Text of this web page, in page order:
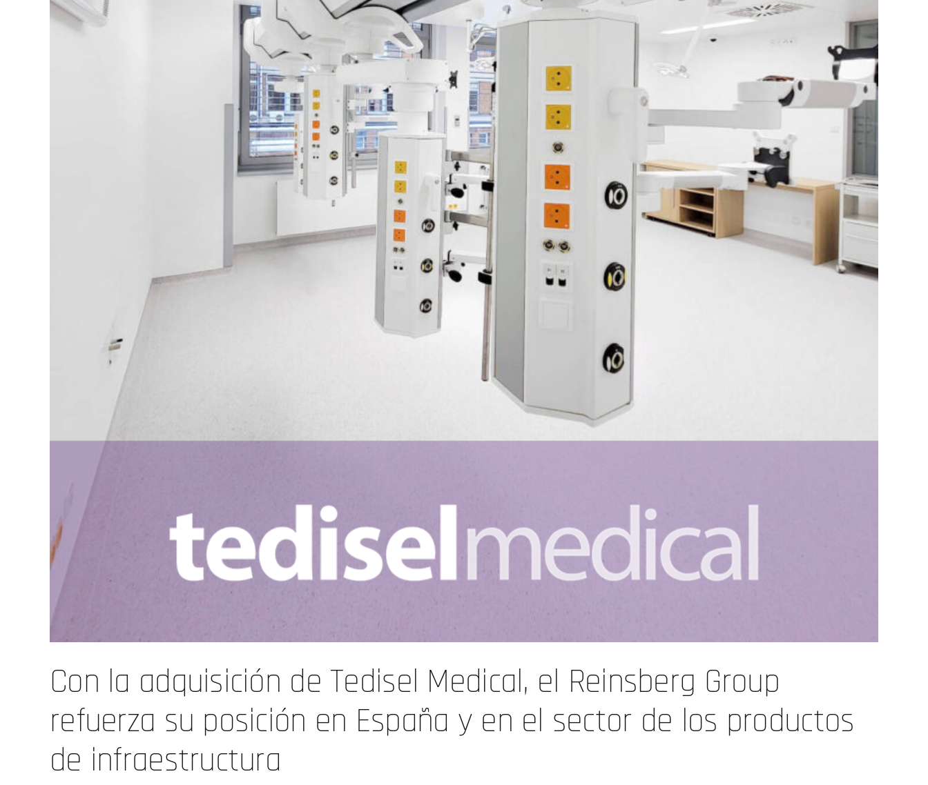
Con la adquisición de Tedisel Medical, el Reinsberg Group
refuerza su posición en España y en el sector de los productos
de infraestructura